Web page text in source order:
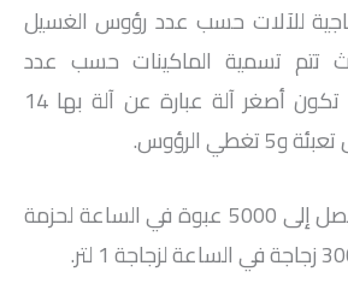
للآلات حسب عدد رؤوس الغسيل
تتم تسمية الماكينات حسب عدد
الرؤوس فيها، بحيث تكون أصغر آلة عبارة عن آلة بها 14
وهذه الآلة تنتج ما يصل إلى 5000 عبوة في الساعة لحزمة